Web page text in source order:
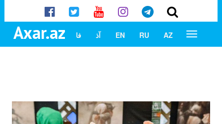
Axar.az AZ
RU
EN آذ فا